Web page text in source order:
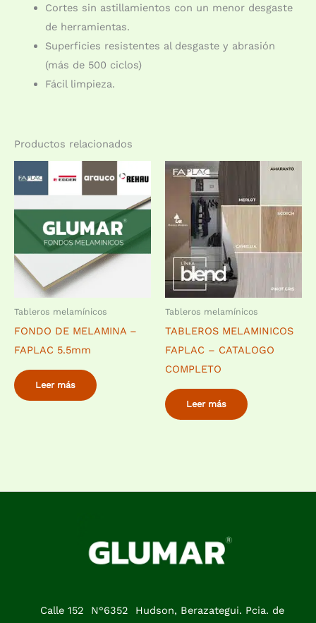
Cortes sin astillamientos con un menor desgaste
de herramientas.
Superficies resistentes al desgaste y abrasión
(más de 500 ciclos)
Fácil limpieza.
Productos relacionados
Tableros melamínicos
FONDO DE MELAMINA –
FAPLAC 5.5mm
Leer más
Tableros melamínicos
TABLEROS MELAMINICOS
FAPLAC – CATALOGO
COMPLETO
Leer más
Calle 152 N°6352 Hudson, Berazategui. Pcia. de